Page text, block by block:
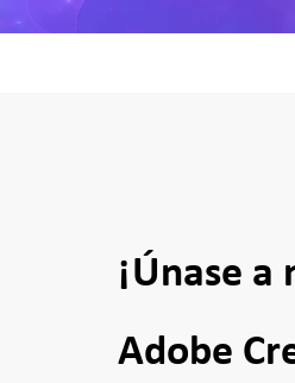
¡Únase
Adobe